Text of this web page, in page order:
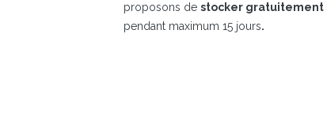
proposons de stocker gratuitement
pendant maximum 15 jours​.